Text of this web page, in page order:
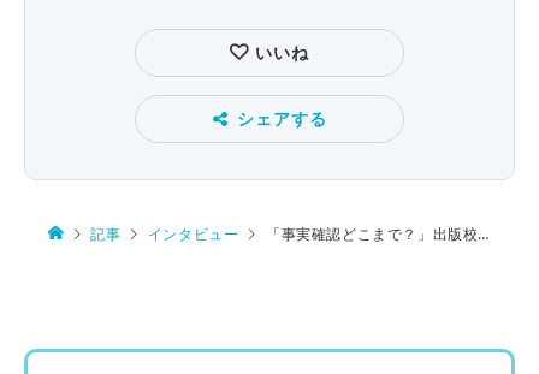
いいね
シェアする
記事 インタビュー 「事実確認どこまで？」出版校閲者の方々に聞く